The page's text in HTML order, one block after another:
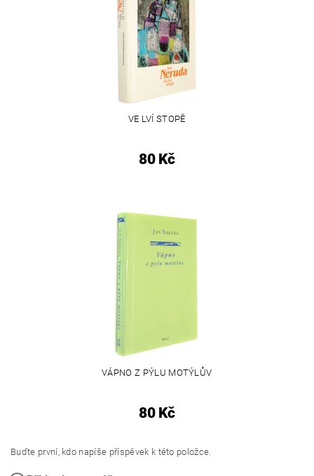
VE LVÍ STOPĚ
80 Kč
VÁPNO Z PÝLU MOTÝLŮV
80 Kč
Buďte první, kdo napíše příspěvek k této položce.